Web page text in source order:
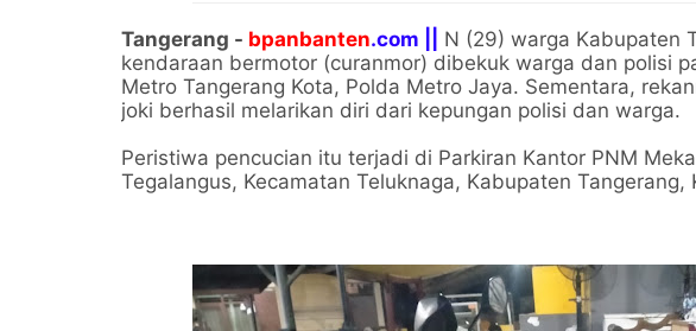
Tangerang - bpanbanten.com ||
N (29) warga Kabupaten
kendaraan bermotor (curanmor) dibekuk warga dan polisi
Metro Tangerang Kota, Polda Metro Jaya. Sementara,
joki berhasil melarikan diri dari kepungan polisi dan warga.
Peristiwa pencucian itu terjadi di Parkiran Kantor PNM
Tegalangus, Kecamatan Teluknaga, Kabupaten Tangerang,